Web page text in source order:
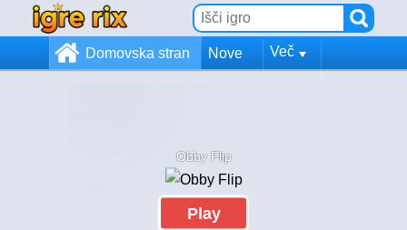
Domovska stran Nove Več
Obby Flip
Play